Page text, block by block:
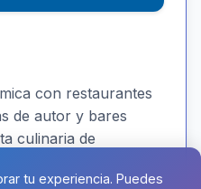
con restaurantes
de autor y bares
culinaria de
tu experiencia. Puedes